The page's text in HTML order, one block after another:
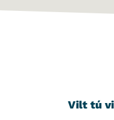
Vilt tú